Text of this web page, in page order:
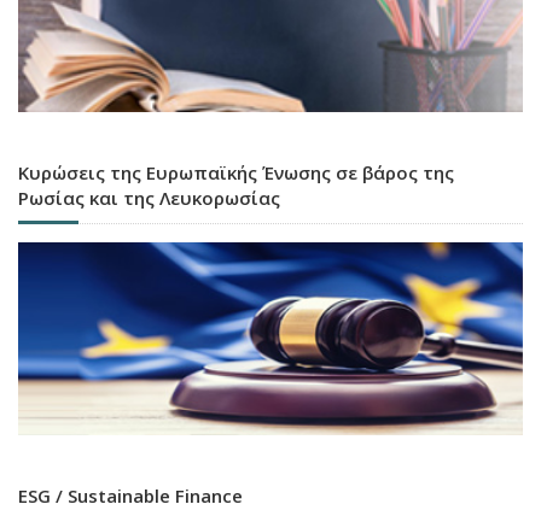
Κυρώσεις της Ευρωπαϊκής Ένωσης σε βάρος της
Ρωσίας και της Λευκορωσίας
ESG / Sustainable Finance